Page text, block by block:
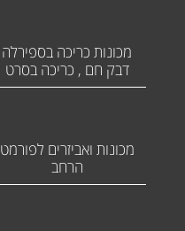
מכונות כריכה בספירלה
דבק חם , כריכה בסרט
מכונות ואביזרים לפורמט
הרחב